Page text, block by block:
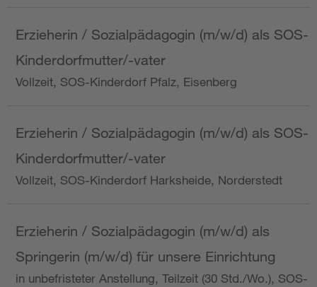
Erzieherin / Sozialpädagogin (m/w/d) als SOS-
Kinderdorfmutter/-vater
Vollzeit, SOS-Kinderdorf Pfalz, Eisenberg
Erzieherin / Sozialpädagogin (m/w/d) als SOS-
Kinderdorfmutter/-vater
Vollzeit, SOS-Kinderdorf Harksheide, Norderstedt
Erzieherin / Sozialpädagogin (m/w/d) als
Springerin (m/w/d) für unsere Einrichtung
in unbefristeter Anstellung, Teilzeit (30 Std./Wo.), SOS-